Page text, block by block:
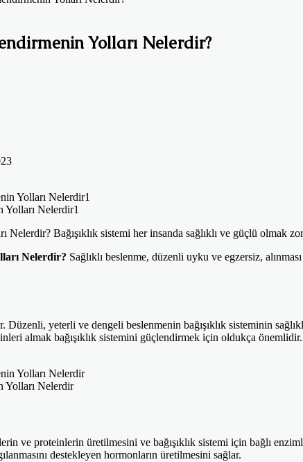
Yolları Nelerdir?
Yolları Nelerdir1
Nelerdir? Bağışıklık sistemi her insanda sağlıklı ve güçlü olmak
Nelerdir? Sağlıklı beslenme, düzenli uyku ve egzersiz,
yeterli ve dengeli beslenmenin bağışıklık sisteminin
almak bağışıklık sistemini güçlendirmek için oldukça
Yolları Nelerdir
ve proteinlerin üretilmesini ve bağışıklık sistemi için bağlı
destekleyen hormonların üretilmesini sağlar.